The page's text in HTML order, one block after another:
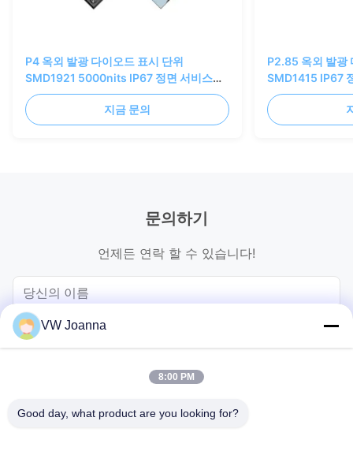
P4 옥외 발광 다이오드 표시 단위
SMD1921 5000nits IP67 정면 서비스
320x320mm
지금 문의
P2.85 옥외 발광
SMD1415 IP67
320x320mm
문의하기
언제든 연락 할 수 있습니다!
VW Joanna
8:00 PM
Good day, what product are you looking for?